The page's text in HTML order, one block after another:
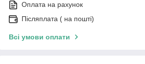
Оплата на рахунок
Післяплата ( на пошті)
Всі умови оплати